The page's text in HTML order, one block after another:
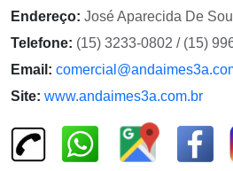
Endereço: José Aparecida De
Telefone: (15) 3233-0802 / (15)
Email:
Site: www.andaimes3a.com.br